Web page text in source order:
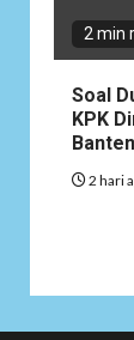
2 min
Soal
KPK
Banten
2 hari